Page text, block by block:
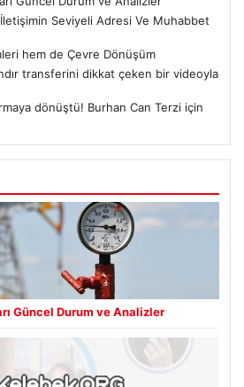
Seviyeli Adresi Ve Muhabbet
hem de Çevre Dönüşüm
transferini dikkat çeken bir videoyla
dönüştü! Burhan Can Terzi için
Güncel Durum ve Analizler